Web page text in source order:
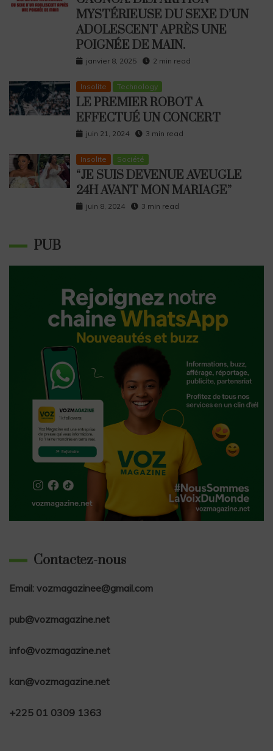
MYSTÉRIEUSE DU SEXE D’UN
ADOLESCENT APRÈS UNE
POIGNÉE DE MAIN.
janvier 8, 2025 2 min read
Insolite Technology
LE PREMIER ROBOT A
EFFECTUÉ UN CONCERT
juin 21, 2024 3 min read
Insolite Société
“JE SUIS DEVENUE AVEUGLE
24H AVANT MON MARIAGE”
juin 8, 2024 3 min read
PUB
Contactez-nous
Email: vozmagazinee@gmail.com
pub@vozmagazine.net
info@vozmagazine.net
kan@vozmagazine.net
+225 01 0309 1363